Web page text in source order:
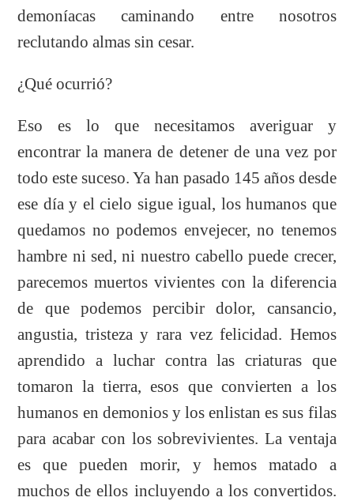
demoníacas caminando entre nosotros
reclutando almas sin cesar.
¿Qué ocurrió?
Eso es lo que necesitamos averiguar y
encontrar la manera de detener de una vez por
todo este suceso. Ya han pasado 145 años desde
ese día y el cielo sigue igual, los humanos que
quedamos no podemos envejecer, no tenemos
hambre ni sed, ni nuestro cabello puede crecer,
parecemos muertos vivientes con la diferencia
de que podemos percibir dolor, cansancio,
angustia, tristeza y rara vez felicidad. Hemos
aprendido a luchar contra las criaturas que
tomaron la tierra, esos que convierten a los
humanos en demonios y los enlistan es sus filas
para acabar con los sobrevivientes. La ventaja
es que pueden morir, y hemos matado a
muchos de ellos incluyendo a los convertidos.